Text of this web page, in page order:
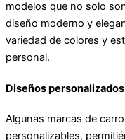
modelos que no solo
diseño moderno y
variedad de colores y
personal.
Diseños personalizados
Algunas marcas de
personalizables,